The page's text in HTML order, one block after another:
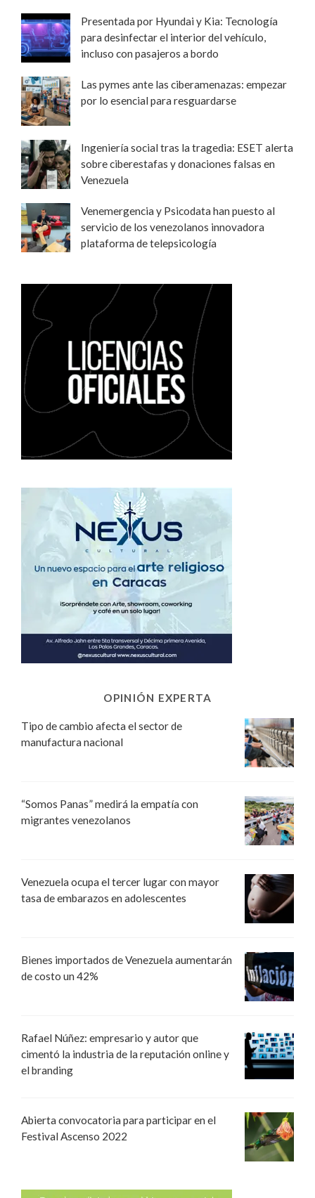
Presentada por Hyundai y Kia: Tecnología
para desinfectar el interior del vehículo,
incluso con pasajeros a bordo
Las pymes ante las ciberamenazas: empezar
por lo esencial para resguardarse
Ingeniería social tras la tragedia: ESET alerta
sobre ciberestafas y donaciones falsas en
Venezuela
Venemergencia y Psicodata han puesto al
servicio de los venezolanos innovadora
plataforma de telepsicología
OPINIÓN EXPERTA
Tipo de cambio afecta el sector de
manufactura nacional
“Somos Panas” medirá la empatía con
migrantes venezolanos
Venezuela ocupa el tercer lugar con mayor
tasa de embarazos en adolescentes
Bienes importados de Venezuela aumentarán
de costo un 42%
Rafael Núñez: empresario y autor que
cimentó la industria de la reputación online y
el branding
Abierta convocatoria para participar en el
Festival Ascenso 2022